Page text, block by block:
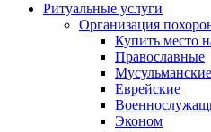
Ритуальные услуги
Организация
Купить место
Православные
Мусульманские
Еврейские
Эконом